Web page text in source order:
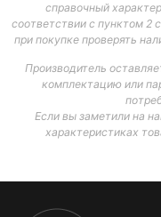
справочный
соответствии с пунктом 2
при покупке проверять
Производитель
комплектацию или
Если вы заметили на
характеристиках